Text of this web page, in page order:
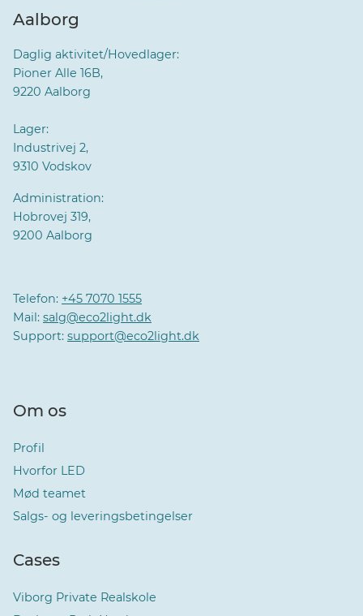
Aalborg
Daglig aktivitet/Hovedlager:
Pioner Alle 16B,
9220 Aalborg
Lager:
Industrivej 2,
9310 Vodskov
Administration:
Hobrovej 319,
9200 Aalborg
Telefon: +45 7070 1555
Mail: salg@eco2light.dk
Support: support@eco2light.dk
Om os
Profil
Hvorfor LED
Mød teamet
Salgs- og leveringsbetingelser
Cases
Viborg Private Realskole